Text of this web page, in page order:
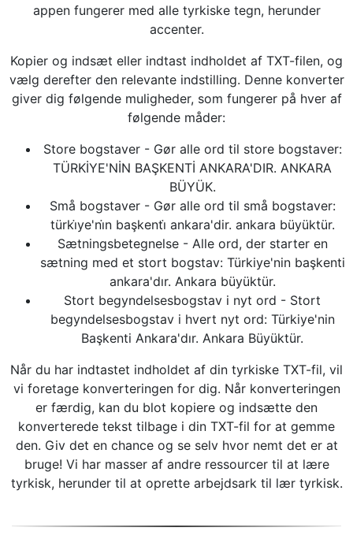
appen fungerer med alle tyrkiske tegn, herunder
accenter.
Kopier og indsæt eller indtast indholdet af TXT-filen, og
vælg derefter den relevante indstilling. Denne konverter
giver dig følgende muligheder, som fungerer på hver af
følgende måder:
Store bogstaver - Gør alle ord til store bogstaver:
TÜRKİYE'NİN BAŞKENTİ ANKARA'DIR. ANKARA
BÜYÜK.
Små bogstaver - Gør alle ord til små bogstaver:
türki̇ye'ni̇n başkenti̇ ankara'dir. ankara büyüktür.
Sætningsbetegnelse - Alle ord, der starter en
sætning med et stort bogstav: Türkiye'nin başkenti
ankara'dır. Ankara büyüktür.
Stort begyndelsesbogstav i nyt ord - Stort
begyndelsesbogstav i hvert nyt ord: Türkiye'nin
Başkenti Ankara'dır. Ankara Büyüktür.
Når du har indtastet indholdet af din tyrkiske TXT-fil, vil
vi foretage konverteringen for dig. Når konverteringen
er færdig, kan du blot kopiere og indsætte den
konverterede tekst tilbage i din TXT-fil for at gemme
den. Giv det en chance og se selv hvor nemt det er at
bruge! Vi har masser af andre ressourcer til at lære
tyrkisk, herunder til at oprette arbejdsark til lær tyrkisk.